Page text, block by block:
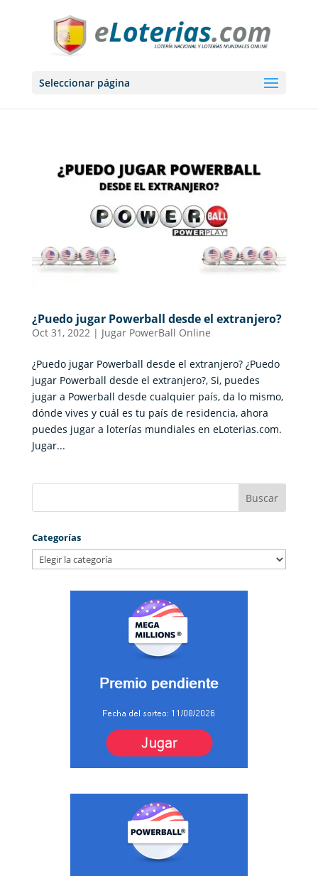
Seleccionar página
¿Puedo jugar Powerball desde el extranjero?
Oct 31, 2022| Jugar PowerBall Online
¿Puedo jugar Powerball desde el extranjero? ¿Puedo
jugar Powerball desde el extranjero?, Si, puedes
jugar a Powerball desde cualquier país, da lo mismo,
dónde vives y cuál es tu país de residencia, ahora
puedes jugar a loterías mundiales en eLoterias.com.
Jugar...
Categorías
Categorías